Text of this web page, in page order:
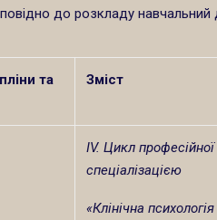
до розкладу навчальний
та
Зміст
ІV. Цикл
спеціалізацією
«Клінічна